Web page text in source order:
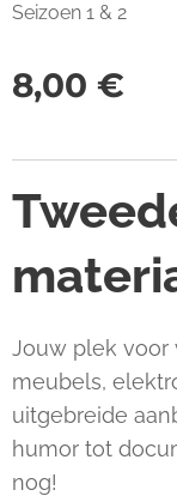
Seizoen 1 & 2
8,00 €
Jouw plek voor
meubels,
uitgebreide
humor tot
nog!